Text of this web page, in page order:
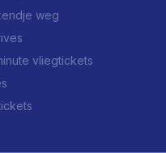
weg
vliegtickets